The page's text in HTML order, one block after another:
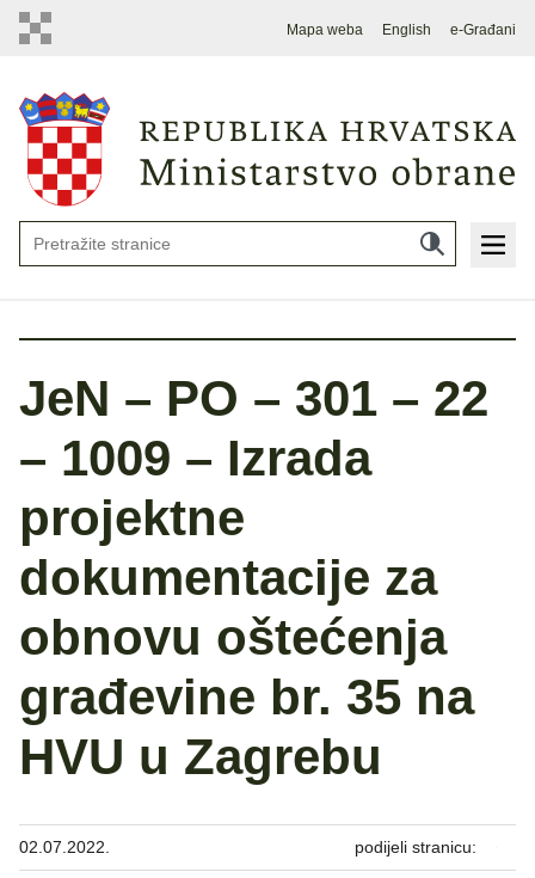
Mapa weba English e-Građani
JeN – PO – 301 – 22
– 1009 – Izrada
projektne
dokumentacije za
obnovu oštećenja
građevine br. 35 na
HVU u Zagrebu
02.07.2022. podijeli stranicu: